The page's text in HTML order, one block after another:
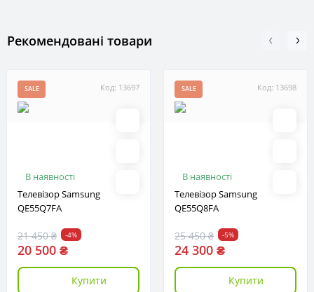
Рекомендовані товари
Код: 13697
SALE
В наявності
Телевізор Samsung
QE55Q7FA
21 450 ₴ -4%
20 500 ₴
Купити
Код: 13698
SALE
В наявності
Телевізор Samsung
QE55Q8FA
25 450 ₴ -5%
24 300 ₴
Купити